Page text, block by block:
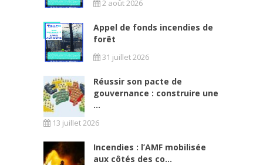
2 août 2026
Appel de fonds incendies de
forêt
31 juillet 2026
Réussir son pacte de
gouvernance : construire une
...
13 juillet 2026
Incendies : l’AMF mobilisée
aux côtés des co...